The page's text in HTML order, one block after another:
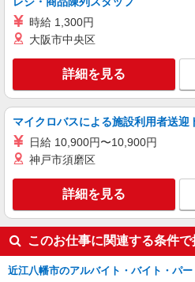
時給 1,300円
大阪市中央区
詳細を見る
マイクロバスによる施設利用者送迎
日給 10,900円〜10,900円
神戸市須磨区
詳細を見る
このお仕事に関連する条件で
近江八幡市のアルバイト・バイト・パ